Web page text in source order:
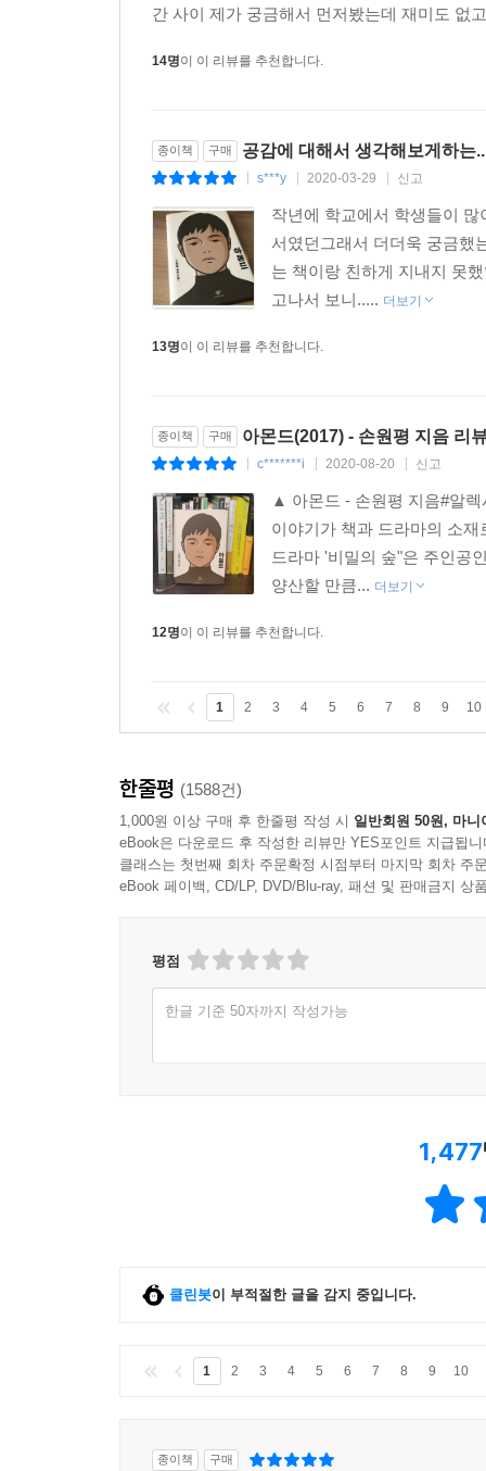
간 사이 제가 궁금해서 먼저봤는데 재미도 없
14명이 이 리뷰를 추천합니다.
종이책 구매 공감에 대해서 생각해보게하는..
s***y 2020-03-29 신고
작년에 학교에서 학생들이
서였던그래서 더더욱 궁금했
는 책이랑 친하게 지내지 못
고나서 보니..... 더보기
13명이 이 리뷰를 추천합니다.
종이책 구매 아몬드(2017) - 손원평 지음 리
c*******i 2020-08-20 신고
▲ 아몬드 - 손원평 지음#알
이야기가 책과 드라마의 소
드라마 '비밀의 숲"은 주인공
양산할 만큼... 더보기
12명이 이 리뷰를 추천합니다.
1 2 3 4 5 6 7 8 9 10
한줄평 (1588건)
1,000원 이상 구매 후 한줄평 작성 시 일반회원 50원, 마니
eBook은 다운로드 후 작성한 리뷰만 YES포인트 지급됩니
클래스는 첫번째 회차 주문확정 시점부터 마지막 회차 주
eBook 페이백, CD/LP, DVD/Blu-ray, 패션 및 판매금지 상
평점
한글 기준 50자까지 작성가능
1,477
클린봇이 부적절한 글을 감지 중입니다.
1 2 3 4 5 6 7 8 9 10
종이책 구매